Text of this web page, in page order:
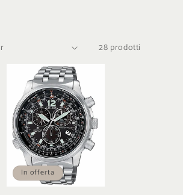
28 prodotti
In offerta